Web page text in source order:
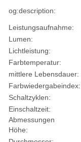
og:description:
Leistungsaufnahme:
Lumen:
Lichtleistung:
Farbtemperatur:
mittlere Lebensdauer:
Farbwiedergabeindex:
Schaltzyklen:
Einschaltzeit:
Abmessungen
Höhe: